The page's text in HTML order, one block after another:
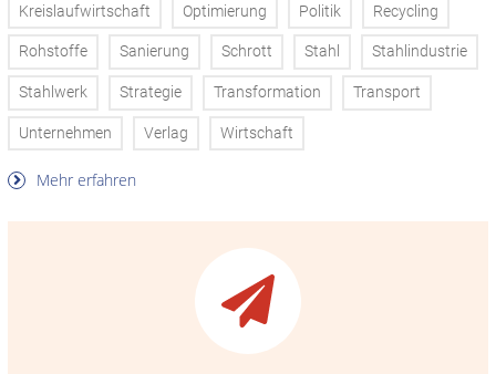
Kreislaufwirtschaft Optimierung Politik Recycling
Rohstoffe Sanierung Schrott Stahl Stahlindustrie
Stahlwerk Strategie Transformation Transport
Unternehmen Verlag Wirtschaft
Mehr erfahren